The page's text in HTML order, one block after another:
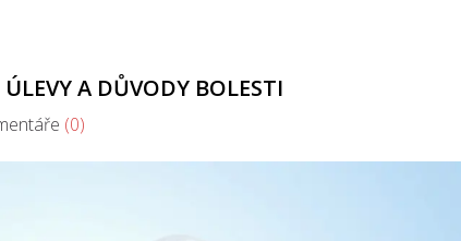
A DŮVODY BOLESTI
(0)